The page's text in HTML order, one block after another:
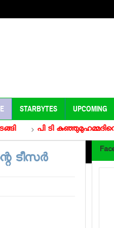
STARBYTES UPCOMING
പി ടി കുഞ്ഞുമുഹമ്മദിന്റെ
ടീസര്‍